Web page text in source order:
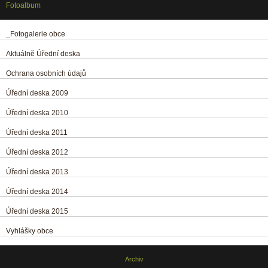
Fotoalbum
_Fotogalerie obce
Aktuálně Úřední deska
Ochrana osobních údajů
Úřední deska 2009
Úřední deska 2010
Úřední deska 2011
Úřední deska 2012
Úřední deska 2013
Úřední deska 2014
Úřední deska 2015
Vyhlášky obce
Archiv